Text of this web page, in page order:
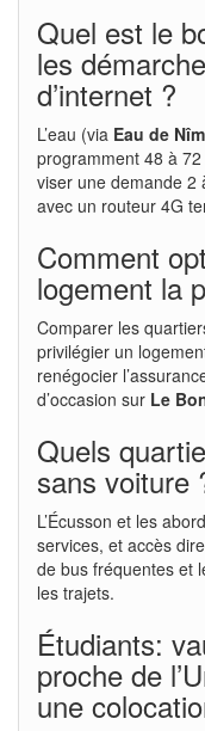
Quel est le
les
d’internet ?
L’eau (via Eau de
programment 48 à 72
viser une demande 2
avec un routeur 4G
Comment
logement la
Comparer les
privilégier un
renégocier
d’occasion sur Le
Quels
sans voiture
L’Écusson et les
services, et accès
de bus fréquentes et
les trajets.
Étudiants:
proche de
une